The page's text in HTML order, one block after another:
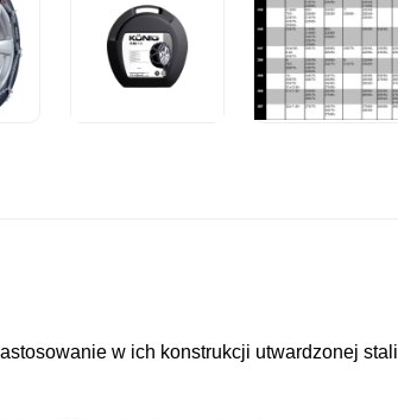
w ich konstrukcji utwardzonej stali